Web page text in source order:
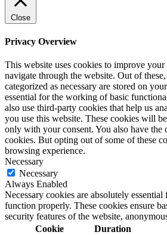
Close
Privacy Overview
This website uses cookies to improve
navigate through the website. Out of
categorized as necessary are stored on
essential for the working of basic
also use third-party cookies that help us
you use this website. These cookies will
only with your consent. You also have the
cookies. But opting out of some of these
browsing experience.
Necessary
Necessary
Always Enabled
Necessary cookies are absolutely
function properly. These cookies ensure
security features of the website,
Cookie
Duration